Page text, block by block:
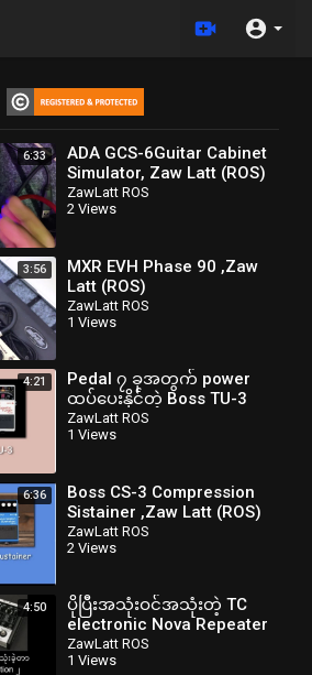
6:33
ADA GCS-6Guitar Cabinet
Simulator, Zaw Latt (ROS)
zawlattrospedalboard
ZawLatt ROS
2 Views
3:56
MXR EVH Phase 90 ,Zaw
Latt (ROS)
zawlattrospedalboard
ZawLatt ROS
1 Views
4:21
Pedal ၇ ခုအတွက် power
ထပ်ပေးနိုင်တဲ့ Boss TU-3
tuner , Zaw Latt (ROS)
zawlattrospedalboard
ZawLatt ROS
1 Views
6:36
Boss CS-3 Compression
Sistainer ,Zaw Latt (ROS)
zawlattrospedalboard
ZawLatt ROS
2 Views
4:50
ပိုပြီးအသုံးဝင်အသုံးတဲ့ TC
electronic Nova Repeater
Delay_ Zaw Latt (ROS)
zawlattrospedalboard
ZawLatt ROS
1 Views